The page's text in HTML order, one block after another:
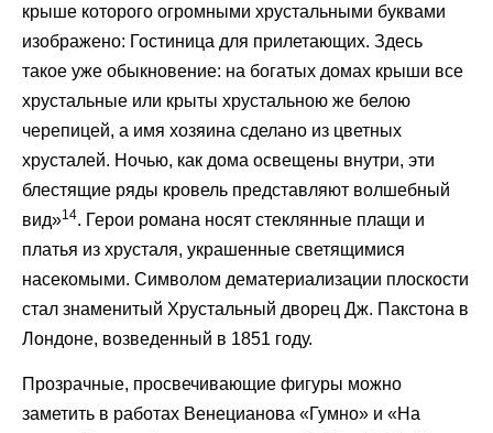
крыше которого огромными хрустальными буквами
изображено: Гостиница для прилетающих. Здесь
такое уже обыкновение: на богатых домах крыши все
хрустальные или крыты хрустальною же белою
черепицей, а имя хозяина сделано из цветных
хрусталей. Ночью, как дома освещены внутри, эти
блестящие ряды кровель представляют волшебный
вид»14. Герои романа носят стеклянные плащи и
платья из хрусталя, украшенные светящимися
насекомыми. Символом дематериализации плоскости
стал знаменитый Хрустальный дворец Дж. Пакстона в
Лондоне, возведенный в 1851 году.
Прозрачные, просвечивающие фигуры можно
заметить в работах Венецианова «Гумно» и «На